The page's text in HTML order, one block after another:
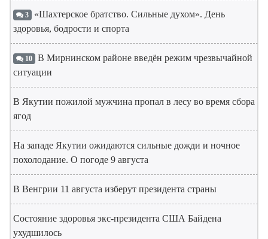
3 «Шахтерское братство. Сильные духом». День
здоровья, бодрости и спорта
10 В Мирнинском районе введён режим чрезвычайной
ситуации
В Якутии пожилой мужчина пропал в лесу во время сбора
ягод
На западе Якутии ожидаются сильные дожди и ночное
похолодание. О погоде 9 августа
В Венгрии 11 августа изберут президента страны
Состояние здоровья экс-президента США Байдена
ухудшилось